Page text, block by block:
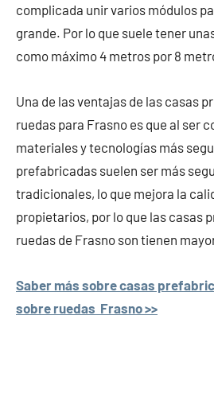
complicada unir varios módulos
grande. Por lo que suele tener
como máximo 4 metros por 8
Una de las ventajas de las casas
ruedas para Frasno es que al ser
materiales y tecnologías más
prefabricadas suelen ser más
tradicionales, lo que mejora la
propietarios, por lo que las casas
ruedas de Frasno son tienen
Saber más sobre casas
sobre ruedas Frasno >>